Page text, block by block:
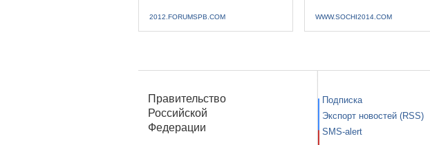
2012.FORUMSPB.COM WWW.SOCHI2014.COM
Правительство
Российской
Федерации
Подписка
Экспорт новостей (RSS)
SMS-alert